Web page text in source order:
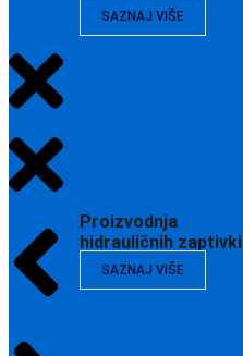
SAZNAJ VIŠE
Proizvodnja
hidrauličnih zaptivki
SAZNAJ VIŠE